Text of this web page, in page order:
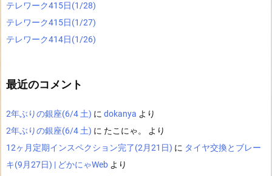
テレワーク415日(1/28)
テレワーク415日(1/27)
テレワーク414日(1/26)
最近のコメント
2年ぶりの銀座(6/4 土) に dokanya より
2年ぶりの銀座(6/4 土) に たこにゃ。
より
12ヶ月定期インスペクション完了(2月21日) に タイヤ交換とブレー
キ(9月27日) | どかにゃWeb より